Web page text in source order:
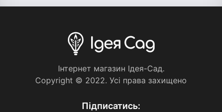
Iнтернет магазин Iдея-Сад.
Copyright © 2022. Усi права захищено
Пiдписатись: